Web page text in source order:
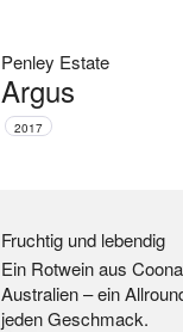
Penley Estate
Argus
2017
Fruchtig und lebendig
Ein Rotwein aus
Australien –ein
jeden Geschmack.